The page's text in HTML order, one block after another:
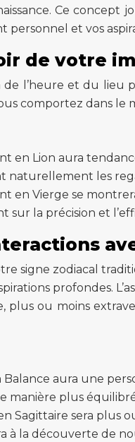
Ce
et vos
de votre
de l’heure et du
comportez dans
en Lion aura
naturellement les
en Vierge se
sur la précision et
signe zodiacal
profondes.
plus ou moins
aura une
manière plus
Sagittaire sera plus
à la découverte de